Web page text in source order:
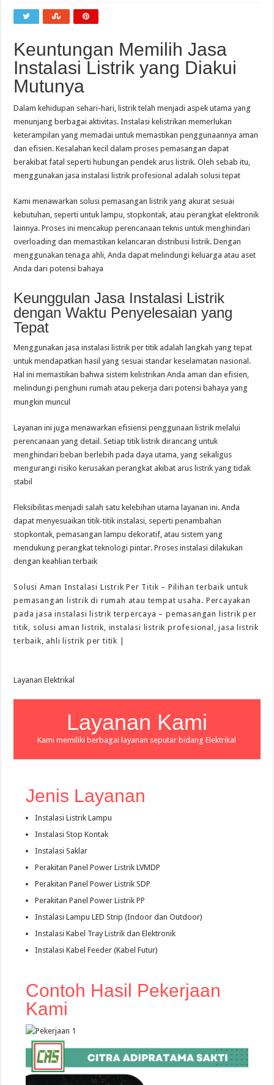
Keuntungan Memilih Jasa
Instalasi Listrik yang Diakui
Mutunya
Dalam kehidupan sehari-hari, listrik telah menjadi aspek utama yang
menunjang berbagai aktivitas. Instalasi kelistrikan memerlukan
keterampilan yang memadai untuk memastikan penggunaannya aman
dan efisien. Kesalahan kecil dalam proses pemasangan dapat
berakibat fatal seperti hubungan pendek arus listrik. Oleh sebab itu,
menggunakan jasa instalasi listrik profesional adalah solusi tepat
Kami menawarkan solusi pemasangan listrik yang akurat sesuai
kebutuhan, seperti untuk lampu, stopkontak, atau perangkat elektronik
lainnya. Proses ini mencakup perencanaan teknis untuk menghindari
overloading dan memastikan kelancaran distribusi listrik. Dengan
menggunakan tenaga ahli, Anda dapat melindungi keluarga atau aset
Anda dari potensi bahaya
Keunggulan Jasa Instalasi Listrik
dengan Waktu Penyelesaian yang
Tepat
Menggunakan jasa instalasi listrik per titik adalah langkah yang tepat
untuk mendapatkan hasil yang sesuai standar keselamatan nasional.
Hal ini memastikan bahwa sistem kelistrikan Anda aman dan efisien,
melindungi penghuni rumah atau pekerja dari potensi bahaya yang
mungkin muncul
Layanan ini juga menawarkan efisiensi penggunaan listrik melalui
perencanaan yang detail. Setiap titik listrik dirancang untuk
menghindari beban berlebih pada daya utama, yang sekaligus
mengurangi risiko kerusakan perangkat akibat arus listrik yang tidak
stabil
Fleksibilitas menjadi salah satu kelebihan utama layanan ini. Anda
dapat menyesuaikan titik-titik instalasi, seperti penambahan
stopkontak, pemasangan lampu dekoratif, atau sistem yang
mendukung perangkat teknologi pintar. Proses instalasi dilakukan
dengan keahlian terbaik
Solusi Aman Instalasi Listrik Per Titik – Pilihan terbaik untuk
pemasangan listrik di rumah atau tempat usaha. Percayakan
pada jasa instalasi listrik terpercaya – pemasangan listrik per
titik, solusi aman listrik, instalasi listrik profesional, jasa listrik
terbaik, ahli listrik per titik |
Layanan Elektrikal
Layanan Kami
Kami memiliki berbagai layanan seputar bidang Elektrikal
Jenis Layanan
Instalasi Listrik Lampu
Instalasi Stop Kontak
Instalasi Saklar
Perakitan Panel Power Listrik LVMDP
Perakitan Panel Power Listrik SDP
Perakitan Panel Power Listrik PP
Instalasi Lampu LED Strip (Indoor dan Outdoor)
Instalasi Kabel Tray Listrik dan Elektronik
Instalasi Kabel Feeder (Kabel Futur)
Contoh Hasil Pekerjaan
Kami